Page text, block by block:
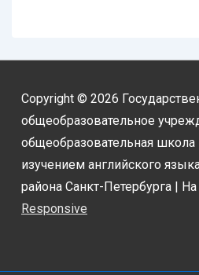
Copyright © 2026
общеобразовательное
общеобразовательная
изучением английского
района Санкт-Петербурга |
Responsive